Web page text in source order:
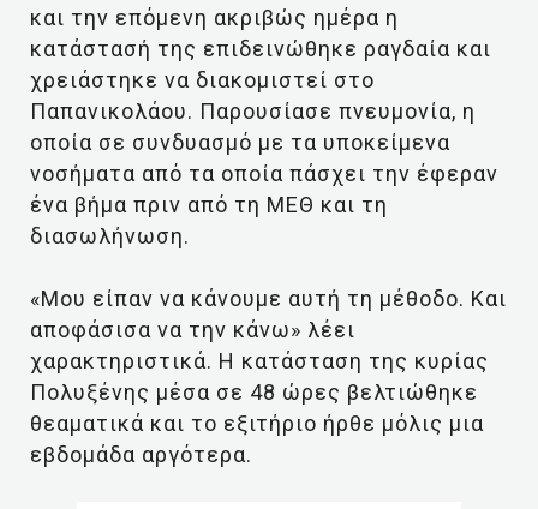
και την επόμενη ακριβώς ημέρα η
κατάστασή της επιδεινώθηκε ραγδαία και
χρειάστηκε να διακομιστεί στο
Παπανικολάου. Παρουσίασε πνευμονία, η
οποία σε συνδυασμό με τα υποκείμενα
νοσήματα από τα οποία πάσχει την έφεραν
ένα βήμα πριν από τη ΜΕΘ και τη
διασωλήνωση.
«Μου είπαν να κάνουμε αυτή τη μέθοδο. Και
αποφάσισα να την κάνω» λέει
χαρακτηριστικά. Η κατάσταση της κυρίας
Πολυξένης μέσα σε 48 ώρες βελτιώθηκε
θεαματικά και το εξιτήριο ήρθε μόλις μια
εβδομάδα αργότερα.